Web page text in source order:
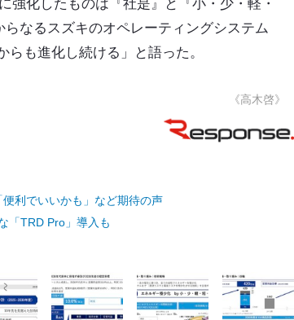
強化したものは『社是』と『小・少・軽・
なるスズキのオペレーティングシステム
らも進化し続ける」と語った。
《高木啓》
利でいいかも」など期待の声
「TRD Pro」導入も